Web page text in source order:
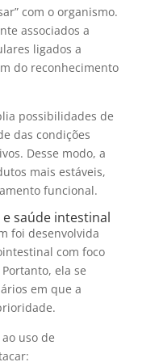
com o organismo.
associados a
ligados a
do reconhecimento
possibilidades de
das condições
Desse modo, a
mais estáveis,
funcional.
saúde intestinal
foi desenvolvida
com foco
ela se
em que a
uso de